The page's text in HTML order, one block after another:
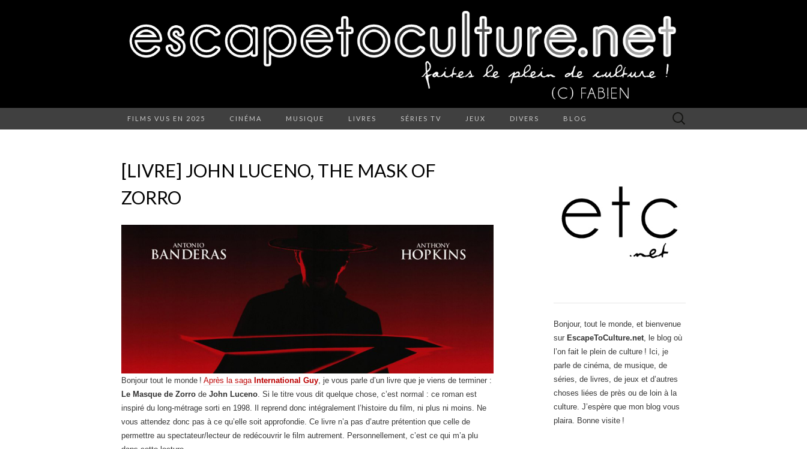
FILMS VUS EN 2025 CINÉMA MUSIQUE LIVRES SÉRIES TV JEUX DIVERS BLOG Rechercher :
[LIVRE] JOHN LUCENO, THE MASK OF
ZORRO
Bonjour tout le monde ! Après la saga International Guy , je vous parle d’un livre que je viens de terminer :
Le Masque de Zorro de John Luceno . Si le titre vous dit quelque chose, c’est normal : ce roman est
inspiré du long-métrage sorti en 1998. Il reprend donc intégralement l’histoire du film, ni plus ni moins. Ne
vous attendez donc pas à ce qu’elle soit approfondie. Ce livre n’a pas d’autre prétention que celle de
permettre au spectateur/lecteur de redécouvrir le film autrement. Personnellement, c’est ce qui m’a plu
Bonjour, tout le monde, et bienvenue
sur EscapeToCulture.net , le blog où
l’on fait le plein de culture ! Ici, je
parle de cinéma, de musique, de
séries, de livres, de jeux et d’autres
choses liées de près ou de loin à la
culture. J’espère que mon blog vous
plaira. Bonne visite !